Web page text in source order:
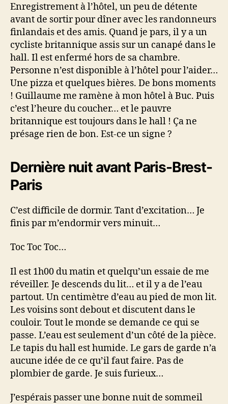
Enregistrement à l’hôtel, un peu de détente
avant de sortir pour dîner avec les randonneurs
finlandais et des amis. Quand je pars, il y a un
cycliste britannique assis sur un canapé dans le
hall. Il est enfermé hors de sa chambre.
Personne n’est disponible à l’hôtel pour l’aider…
Une pizza et quelques bières. De bons moments
! Guillaume me ramène à mon hôtel à Buc. Puis
c’est l’heure du coucher… et le pauvre
britannique est toujours dans le hall ! Ça ne
présage rien de bon. Est-ce un signe ?
Dernière nuit avant Paris-Brest-
Paris
C’est difficile de dormir. Tant d’excitation… Je
finis par m’endormir vers minuit…
Toc Toc Toc…
Il est 1h00 du matin et quelqu’un essaie de me
réveiller. Je descends du lit… et il y a de l’eau
partout. Un centimètre d’eau au pied de mon lit.
Les voisins sont debout et discutent dans le
couloir. Tout le monde se demande ce qui se
passe. L’eau est seulement d’un côté de la pièce.
Le tapis du hall est humide. Le gars de garde n’a
aucune idée de ce qu’il faut faire. Pas de
plombier de garde. Je suis furieux…
J’espérais passer une bonne nuit de sommeil